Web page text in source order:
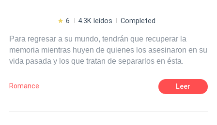
6 4.3K leídos Completed
Para regresar a su mundo, tendrán que recuperar la
memoria mientras huyen de quienes los asesinaron en su
vida pasada y los que tratan de separarlos en ésta.
Romance Leer